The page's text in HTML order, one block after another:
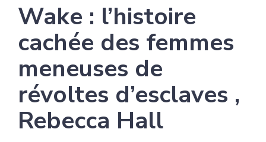
Wake : l’histoire
cachée des femmes
meneuses de
révoltes d’esclaves ,
Rebecca Hall